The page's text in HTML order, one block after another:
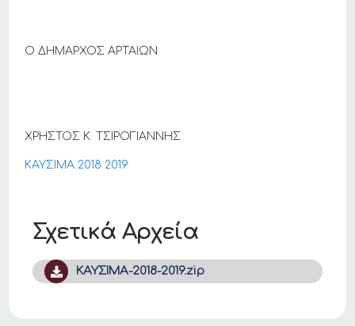
Σχετικά Αρχεία
ΚΑΥΣΙΜΑ-2018-2019.zip
Ο ΔΗΜΑΡΧΟΣ ΑΡΤΑΙΩΝ
ΧΡΗΣΤΟΣ Κ. ΤΣΙΡΟΓΙΑΝΝΗΣ
ΚΑΥΣΙΜΑ 2018 2019